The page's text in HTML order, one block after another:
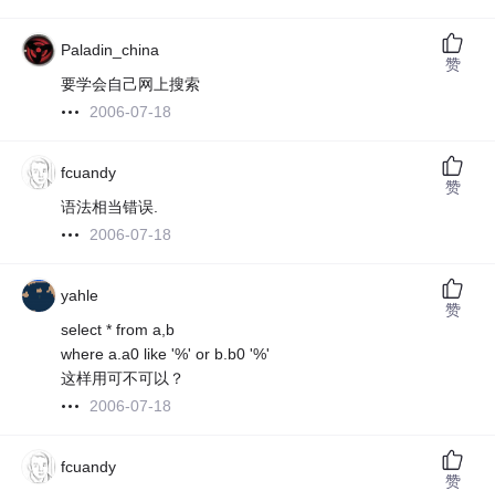
Paladin_china
要学会自己网上搜索
2006-07-18
赞
fcuandy
语法相当错误.
2006-07-18
赞
yahle
select * from a,b
where a.a0 like '%' or b.b0 '%'
这样用可不可以？
2006-07-18
赞
fcuandy
赞